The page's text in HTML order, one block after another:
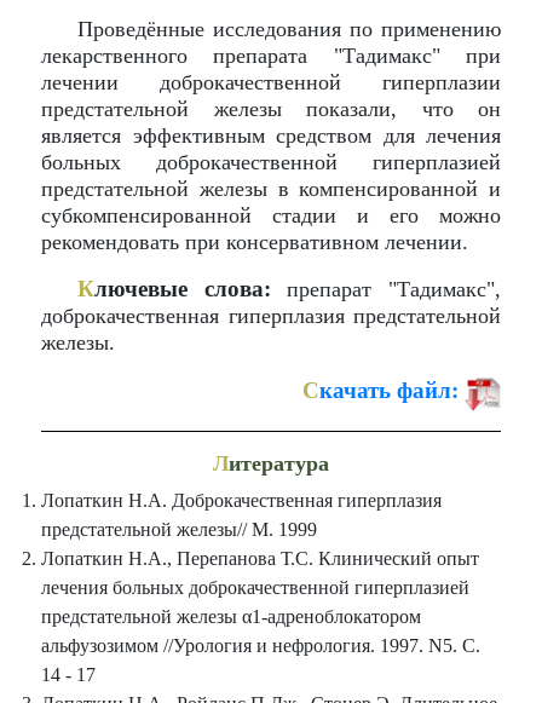
Проведённые исследования по применению
лекарственного препарата "Тадимакс" при
лечении доброкачественной гиперплазии
предстательной железы показали, что он
является эффективным средством для лечения
больных доброкачественной гиперплазией
предстательной железы в компенсированной и
субкомпенсированной стадии и его можно
рекомендовать при консервативном лечении.
Ключевые слова: препарат "Тадимакс",
доброкачественная гиперплазия предстательной
железы.
Скачать файл:
Литература
Лопаткин Н.А. Доброкачественная гиперплазия
предстательной железы// М. 1999
Лопаткин Н.А., Перепанова Т.С. Клинический опыт
лечения больных доброкачественной гиперплазией
предстательной железы α1-адреноблокатором
альфузозимом //Урология и нефрология. 1997. N5. С.
14 - 17